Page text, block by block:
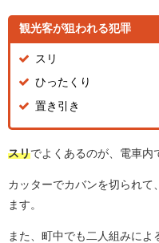
観光客が狙われる犯罪
スリ
ひったくり
置き引き
スリでよくあるのが、電車内
カッターでカバンを切られて
ます。
また、町中でも二人組みによ